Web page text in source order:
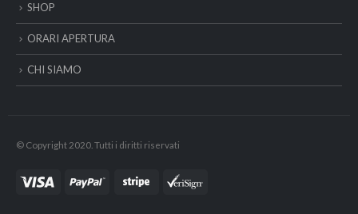
SHOP
ORARI APERTURA
CHI SIAMO
© Copyright 2020. Tutti i diritti riservati